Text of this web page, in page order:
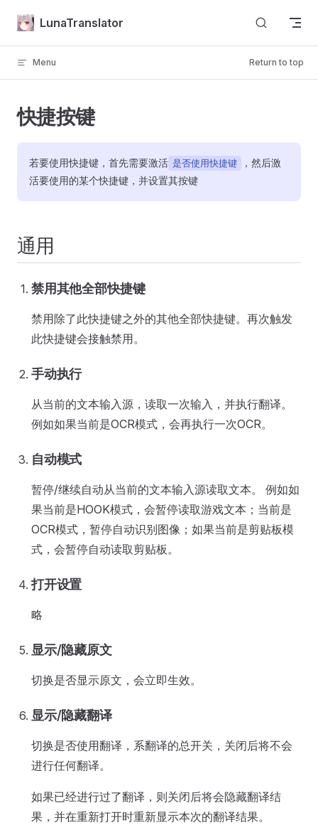
Skip to content
LunaTranslator
Menu Return to top
快捷按键
若要使用快捷键，首先需要激活 是否使用快捷键
，然后激
活要使用的某个快捷键，并设置其按键
通用
禁用其他全部快捷键
禁用除了此快捷键之外的其他全部快捷键。再次触发
此快捷键会接触禁用。
手动执行
从当前的文本输入源，读取一次输入，并执行翻译。
例如如果当前是OCR模式，会再执行一次OCR。
自动模式
暂停/继续自动从当前的文本输入源读取文本。 例如如
果当前是HOOK模式，会暂停读取游戏文本；当前是
OCR模式，暂停自动识别图像；如果当前是剪贴板模
式，会暂停自动读取剪贴板。
打开设置
略
显示/隐藏原文
切换是否显示原文，会立即生效。
显示/隐藏翻译
切换是否使用翻译，系翻译的总开关，关闭后将不会
进行任何翻译。
如果已经进行过了翻译，则关闭后将会隐藏翻译结
果，并在重新打开时重新显示本次的翻译结果。